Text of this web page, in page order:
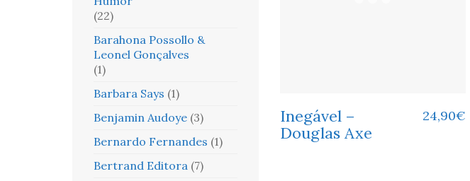
Inegável –
Douglas Axe
24,90€
(22)
Barahona Possollo &
Leonel Gonçalves
(1)
Barbara Says (1)
Benjamin Audoye (3)
Bernardo Fernandes (1)
Bertrand Editora (7)